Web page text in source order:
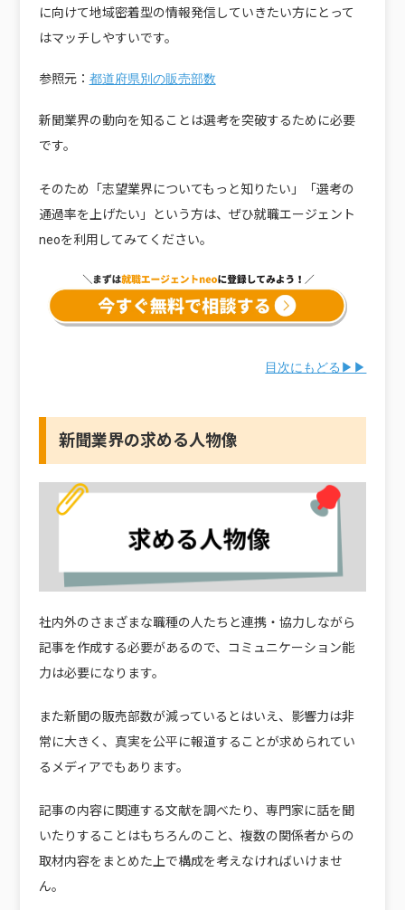
に向けて地域密着型の情報発信していきたい方にとって
はマッチしやすいです。
参照元： 都道府県別の販売部数
新聞業界の動向を知ることは選考を突破するために必要
です。
そのため「志望業界についてもっと知りたい」「選考の
通過率を上げたい」という方は、ぜひ就職エージェント
neoを利用してみてください。
目次にもどる▶▶
新聞業界の求める人物像
社内外のさまざまな職種の人たちと連携・協力しながら
記事を作成する必要があるので、 コミュニケーション能
力は必要になります。
また新聞の販売部数が減っているとはいえ、影響力は非
常に大きく、真実を公平に報道することが求められてい
るメディアでもあります。
記事の内容に関連する文献を調べたり、専門家に話を聞
いたりすることはもちろんのこと、複数の関係者からの
取材内容をまとめた上で構成を考えなければいけませ
ん。